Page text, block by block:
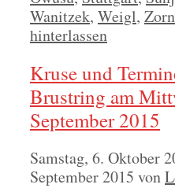
Wanitzek, Weigl,
hinterlassen
Kruse und
Brustring am
September 2015
Samstag, 6. Oktober
September 2015 von